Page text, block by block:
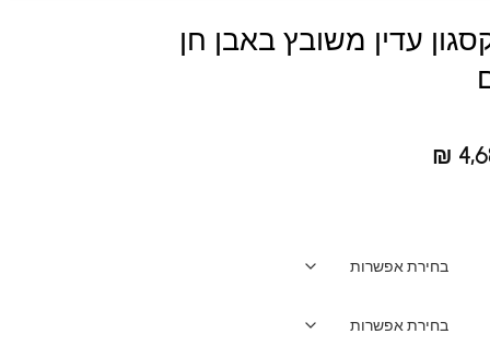
עדין משובץ באבן חן
₪